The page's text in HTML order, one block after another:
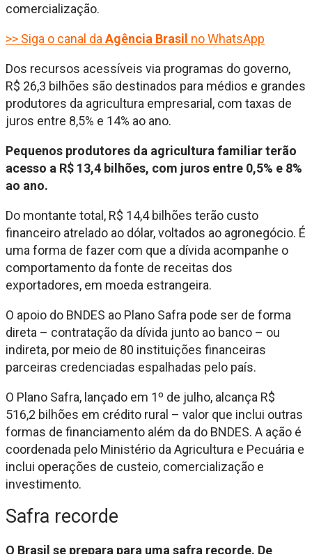
comercialização.
>> Siga o canal da Agência Brasil no WhatsApp
Dos recursos acessíveis via programas do governo,
R$ 26,3 bilhões são destinados para médios e grandes
produtores da agricultura empresarial, com taxas de
juros entre 8,5% e 14% ao ano.
Pequenos produtores da agricultura familiar terão
acesso a R$ 13,4 bilhões, com juros entre 0,5% e 8%
ao ano.
Do montante total, R$ 14,4 bilhões terão custo
financeiro atrelado ao dólar, voltados ao agronegócio. É
uma forma de fazer com que a dívida acompanhe o
comportamento da fonte de receitas dos
exportadores, em moeda estrangeira.
O apoio do BNDES ao Plano Safra pode ser de forma
direta – contratação da dívida junto ao banco – ou
indireta, por meio de 80 instituições financeiras
parceiras credenciadas espalhadas pelo país.
O Plano Safra, lançado em 1º de julho, alcança R$
516,2 bilhões em crédito rural – valor que inclui outras
formas de financiamento além da do BNDES. A ação é
coordenada pelo Ministério da Agricultura e Pecuária e
inclui operações de custeio, comercialização e
investimento.
Safra recorde
O Brasil se prepara para uma safra recorde. De